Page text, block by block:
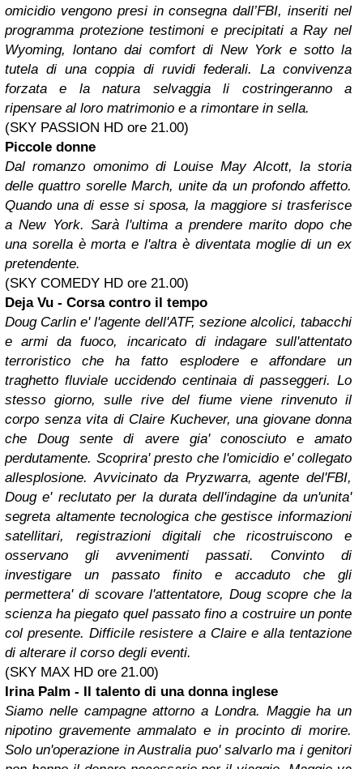
omicidio vengono presi in consegna dall’FBI, inseriti nel
programma protezione testimoni e precipitati a Ray nel
Wyoming, lontano dai comfort di New York e sotto la
tutela di una coppia di ruvidi federali. La convivenza
forzata e la natura selvaggia li costringeranno a
ripensare al loro matrimonio e a rimontare in sella.
(SKY PASSION HD ore 21.00)
Piccole donne
Dal romanzo omonimo di Louise May Alcott, la storia
delle quattro sorelle March, unite da un profondo affetto.
Quando una di esse si sposa, la maggiore si trasferisce
a New York. Sarà l'ultima a prendere marito dopo che
una sorella è morta e l'altra è diventata moglie di un ex
pretendente.
(SKY COMEDY HD ore 21.00)
Deja Vu - Corsa contro il tempo
Doug Carlin e' l'agente dell'ATF, sezione alcolici, tabacchi
e armi da fuoco, incaricato di indagare sull'attentato
terroristico che ha fatto esplodere e affondare un
traghetto fluviale uccidendo centinaia di passeggeri. Lo
stesso giorno, sulle rive del fiume viene rinvenuto il
corpo senza vita di Claire Kuchever, una giovane donna
che Doug sente di avere gia' conosciuto e amato
perdutamente. Scoprira' presto che l'omicidio e' collegato
allesplosione. Avvicinato da Pryzwarra, agente del'FBI,
Doug e' reclutato per la durata dell'indagine da un'unita'
segreta altamente tecnologica che gestisce informazioni
satellitari, registrazioni digitali che ricostruiscono e
osservano gli avvenimenti passati. Convinto di
investigare un passato finito e accaduto che gli
permettera' di scovare l'attentatore, Doug scopre che la
scienza ha piegato quel passato fino a costruire un ponte
col presente. Difficile resistere a Claire e alla tentazione
di alterare il corso degli eventi.
(SKY MAX HD ore 21.00)
Irina Palm - Il talento di una donna inglese
Siamo nelle campagne attorno a Londra. Maggie ha un
nipotino gravemente ammalato e in procinto di morire.
Solo un'operazione in Australia puo' salvarlo ma i genitori